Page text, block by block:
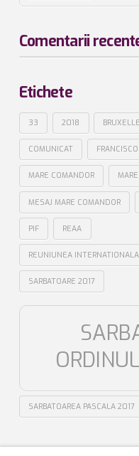
Comentarii
Etichete
33 2018
COMUNICAT FRANCISCO
MARE COMANDOR
MESAJ MARE COMANDOR
PIF REAA
REUNIUNEA
SARBATOARE 2017
SARBATOAREA PASCALA 2017